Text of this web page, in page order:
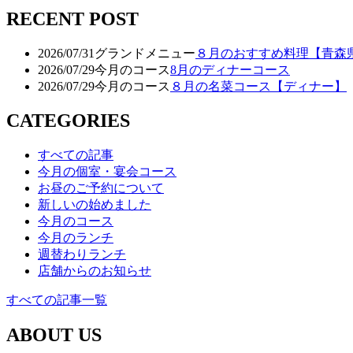
RECENT POST
2026/07/31 グランドメニュー ８月のおすすめ料理【青森
2026/07/29今月のコース8月のディナーコース
2026/07/29今月のコース ８月の名菜コース【ディナー】
CATEGORIES
すべての記事
今月の個室・宴会コース
お昼のご予約について
新しいの始めました
今月のコース
今月のランチ
週替わりランチ
店舗からのお知らせ
すべての記事一覧
ABOUT US